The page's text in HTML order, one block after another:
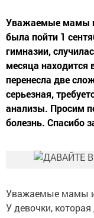
Уважаемые мамы
была пойти 1
гимназии,
месяца находится
перенесла две
серьезная,
анализы. Просим
болезнь. Спасибо
Уважаемые мамы
У девочки,